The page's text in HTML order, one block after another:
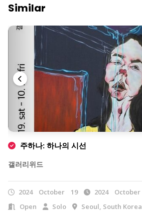
Similar
주하나: 하나의 시선
갤러리위드
2024 October 19 2024 October
Open
Solo Seoul, South Korea